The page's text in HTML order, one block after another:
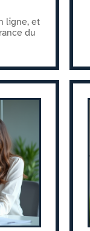
ligne, et
du